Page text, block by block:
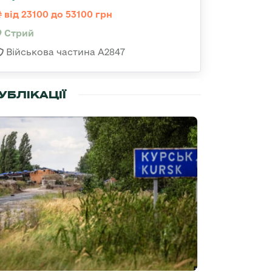
від 23100 до 53100 грн
Стрий
Військова частина А2847